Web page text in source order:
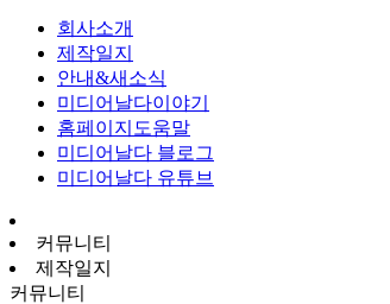
회사소개
제작일지
안내&새소식
미디어날다이야기
홈페이지도움말
미디어날다 블로그
미디어날다 유튜브
커뮤니티
제작일지
커뮤니티